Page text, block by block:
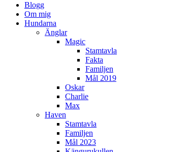
Freestylehundar.se
Blogg
Om mig
Hundarna
Änglar
Magic
Stamtavla
Fakta
Familjen
Mål 2019
Oskar
Charlie
Max
Haven
Stamtavla
Familjen
Mål 2023